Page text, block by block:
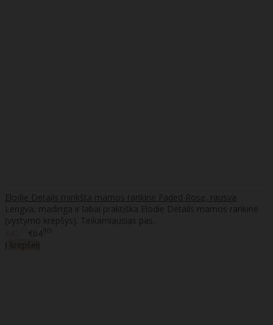
Elodie Details minkšta mamos rankinė Faded Rose, rausva
Lengva, madinga ir labai praktiška Elodie Details mamos rankinė
(vystymo krepšys). Tinkamiausias pas..
€6490